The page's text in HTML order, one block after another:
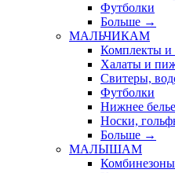
Футболки
Больше →
МАЛЬЧИКАМ
Комплекты
Халаты и
Свитеры,
Футболки
Нижнее белье
Носки,
Больше →
МАЛЫШАМ